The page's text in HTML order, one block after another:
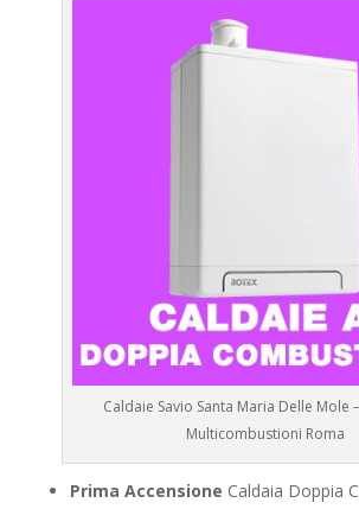
Caldaie Savio Santa Maria Delle Mole
Multicombustioni Roma
Prima Accensione Caldaia Doppia